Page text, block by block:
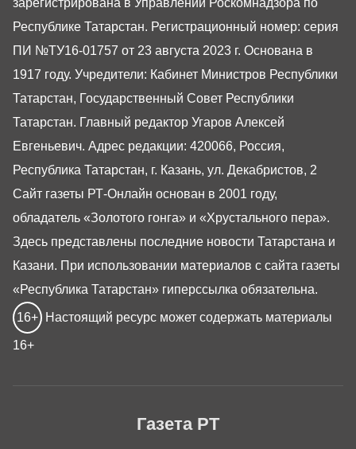
Газета РТ
зарегистрирована в Управлении Роскомнадзора по
Республике Татарстан. Регистрационный номер: серия
ПИ №ТУ16-01757 от 23 августа 2023 г. Основана в
1917 году. Учредители: Кабинет Министров Республики
Татарстан, Государственный Совет Республики
Татарстан. Главный редактор Угаров Алексей
Евгеньевич. Адрес редакции: 420066, Россия,
Республика Татарстан, г. Казань, ул. Декабристов, 2
Сайт газеты РТ-Онлайн основан в 2001 году,
обладатель «Золотого гонга» и «Хрустального пера».
Здесь представлены последние новости Татарстана и
Казани. При использовании материалов с сайта газеты
«Республика Татарстан» гиперссылка обязательна.
16+ Настоящий ресурс может содержать материалы
16+